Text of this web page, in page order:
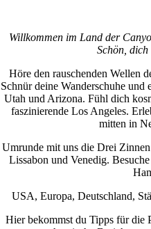
Willkommen im Land der
Schön,
Höre den rauschenden Wellen
Schnür deine Wanderschuhe
Utah und Arizona. Fühl dich
faszinierende Los Angeles.
mitten in
Umrunde mit uns die Drei
Lissabon und Venedig.
USA, Europa, Deutschland,
Hier bekommst du Tipps für die